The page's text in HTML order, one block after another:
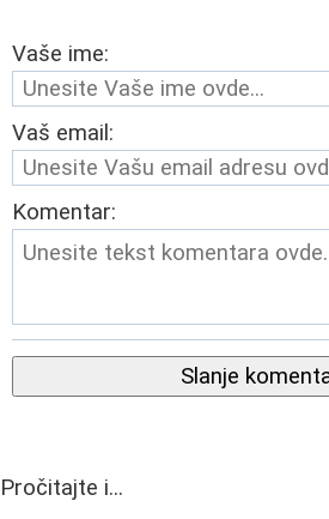
Vaše ime:
Vaš email:
Komentar:
Slanje
Pročitajte i...